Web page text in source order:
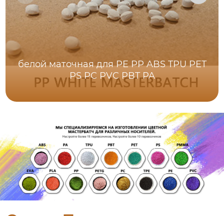
белой маточная для PE PP ABS TPU PET
PS PC PVC PBT PA